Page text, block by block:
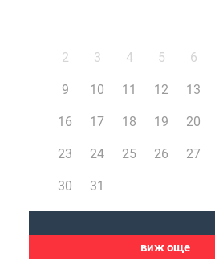
2 3 4 5 6
9 10 11 12 13
16 17 18 19 20
23 24 25 26 27
30 31
виж още